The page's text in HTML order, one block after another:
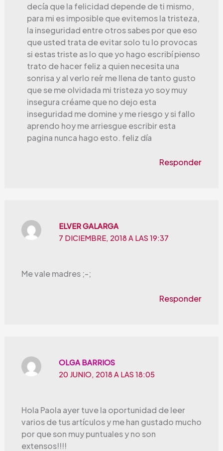
decía que la felicidad depende de ti mismo,
para mi es imposible que evitemos la tristeza,
la inseguridad entre otros sabes por que eso
que usted trata de evitar solo tu lo provocas
si estas triste as lo que yo hago escribí pienso
trato de hacer feliz a quien necesita una
sonrisa y al verlo reír me llena de tanto gusto
que se me olvidada mi tristeza yo soy muy
insegura créame que no dejo esta
inseguridad me domine y me riesgo y si fallo
aprendo hoy me arriesgue escribir esta
pagina nunca hago esto. feliz día
Responder
ELVER GALARGA
7 DICIEMBRE, 2018 A LAS 19:37
Me vale madres ;-;
Responder
OLGA BARRIOS
20 JUNIO, 2018 A LAS 18:05
Hola Paola ayer tuve la oportunidad de leer
varios de tus artículos y me han gustado mucho
por que son muy puntuales y no son
extensos!!!!